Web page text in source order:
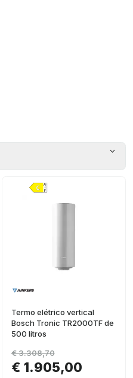
Termo elétrico vertical
Bosch Tronic TR2000TF de
500 litros
€ 1.905,00
€ 3.308,70